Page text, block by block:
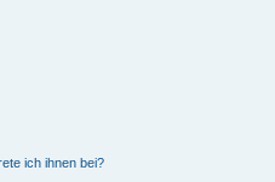
ich ihnen bei?